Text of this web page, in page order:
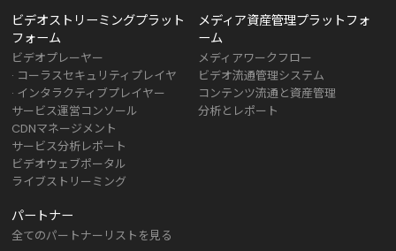
ビデオストリーミングプラット
フォーム
ビデオプレーヤー
· コーラスセキュリティプレイヤ
· インタラクティブプレイヤー
サービス運営コンソール
CDNマネージメント
サービス分析レポート
ビデオウェブポータル
ライブストリーミング
メディア資産管理プラットフォ
ーム
メディアワークフロー
ビデオ流通管理システム
コンテンツ流通と資産管理
分析とレポート
パートナー
全てのパートナーリストを見る